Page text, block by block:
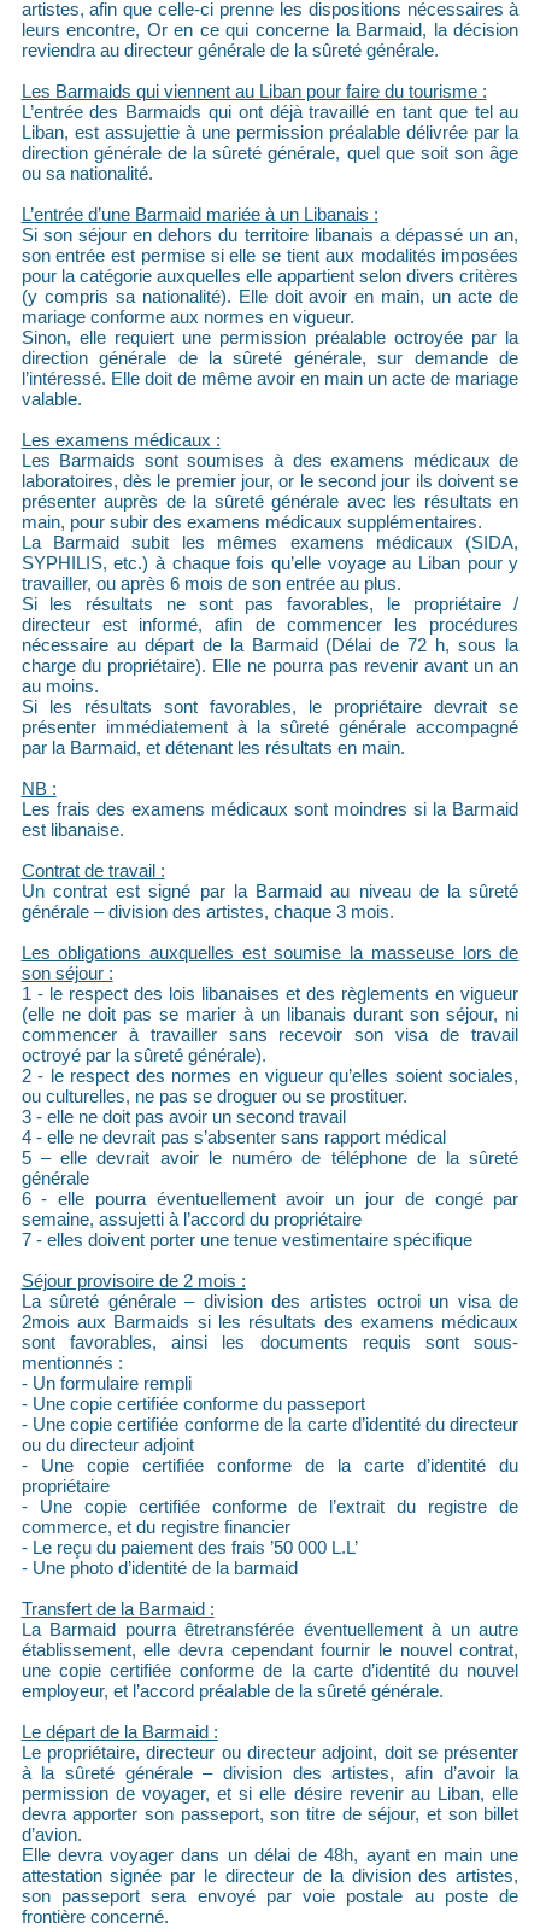
artistes, afin que celle-ci prenne les dispositions nécessaires à
leurs encontre, Or en ce qui concerne la Barmaid, la décision
reviendra au directeur générale de la sûreté générale.
Les Barmaids qui viennent au Liban pour faire du tourisme :
L’entrée des Barmaids qui ont déjà travaillé en tant que tel au
Liban, est assujettie à une permission préalable délivrée par la
direction générale de la sûreté générale, quel que soit son âge
ou sa nationalité.
L’entrée d’une Barmaid mariée à un Libanais :
Si son séjour en dehors du territoire libanais a dépassé un an,
son entrée est permise si elle se tient aux modalités imposées
pour la catégorie auxquelles elle appartient selon divers critères
(y compris sa nationalité). Elle doit avoir en main, un acte de
mariage conforme aux normes en vigueur.
Sinon, elle requiert une permission préalable octroyée par la
direction générale de la sûreté générale, sur demande de
l’intéressé. Elle doit de même avoir en main un acte de mariage
valable.
Les examens médicaux :
Les Barmaids sont soumises à des examens médicaux de
laboratoires, dès le premier jour, or le second jour ils doivent se
présenter auprès de la sûreté générale avec les résultats en
main, pour subir des examens médicaux supplémentaires.
La Barmaid subit les mêmes examens médicaux (SIDA,
SYPHILIS, etc.) à chaque fois qu’elle voyage au Liban pour y
travailler, ou après 6 mois de son entrée au plus.
Si les résultats ne sont pas favorables, le propriétaire /
directeur est informé, afin de commencer les procédures
nécessaire au départ de la Barmaid (Délai de 72 h, sous la
charge du propriétaire). Elle ne pourra pas revenir avant un an
au moins.
Si les résultats sont favorables, le propriétaire devrait se
présenter immédiatement à la sûreté générale accompagné
par la Barmaid, et détenant les résultats en main.
NB :
Les frais des examens médicaux sont moindres si la Barmaid
est libanaise.
Contrat de travail :
Un contrat est signé par la Barmaid au niveau de la sûreté
générale – division des artistes, chaque 3 mois.
Les obligations auxquelles est soumise la masseuse lors de
son séjour :
1 - le respect des lois libanaises et des règlements en vigueur
(elle ne doit pas se marier à un libanais durant son séjour, ni
commencer à travailler sans recevoir son visa de travail
octroyé par la sûreté générale).
2 - le respect des normes en vigueur qu’elles soient sociales,
ou culturelles, ne pas se droguer ou se prostituer.
3 - elle ne doit pas avoir un second travail
4 - elle ne devrait pas s’absenter sans rapport médical
5 – elle devrait avoir le numéro de téléphone de la sûreté
générale
6 - elle pourra éventuellement avoir un jour de congé par
semaine, assujetti à l’accord du propriétaire
7 - elles doivent porter une tenue vestimentaire spécifique
Séjour provisoire de 2 mois :
La sûreté générale – division des artistes octroi un visa de
2mois aux Barmaids si les résultats des examens médicaux
sont favorables, ainsi les documents requis sont sous-
mentionnés :
- Un formulaire rempli
- Une copie certifiée conforme du passeport
- Une copie certifiée conforme de la carte d’identité du directeur
ou du directeur adjoint
- Une copie certifiée conforme de la carte d’identité du
propriétaire
- Une copie certifiée conforme de l’extrait du registre de
commerce, et du registre financier
- Le reçu du paiement des frais ’50 000 L.L’
- Une photo d’identité de la barmaid
Transfert de la Barmaid :
La Barmaid pourra êtretransférée éventuellement à un autre
établissement, elle devra cependant fournir le nouvel contrat,
une copie certifiée conforme de la carte d’identité du nouvel
employeur, et l’accord préalable de la sûreté générale.
Le départ de la Barmaid :
Le propriétaire, directeur ou directeur adjoint, doit se présenter
à la sûreté générale – division des artistes, afin d’avoir la
permission de voyager, et si elle désire revenir au Liban, elle
devra apporter son passeport, son titre de séjour, et son billet
d’avion.
Elle devra voyager dans un délai de 48h, ayant en main une
attestation signée par le directeur de la division des artistes,
son passeport sera envoyé par voie postale au poste de
frontière concerné.